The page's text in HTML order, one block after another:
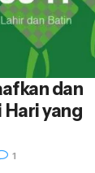
dan
yang
1